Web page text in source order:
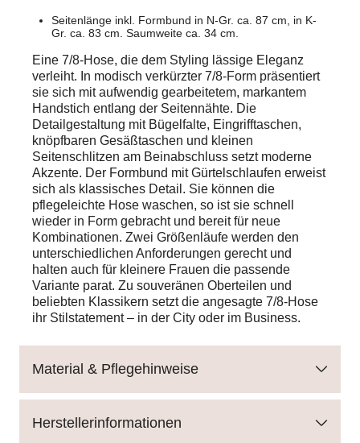
Seitenlänge inkl. Formbund in N-Gr. ca. 87 cm, in K-
Gr. ca. 83 cm. Saumweite ca. 34 cm.
Eine 7/8-Hose, die dem Styling lässige Eleganz
verleiht. In modisch verkürzter 7/8-Form präsentiert
sie sich mit aufwendig gearbeitetem, markantem
Handstich entlang der Seitennähte. Die
Detailgestaltung mit Bügelfalte, Eingrifftaschen,
knöpfbaren Gesäßtaschen und kleinen
Seitenschlitzen am Beinabschluss setzt moderne
Akzente. Der Formbund mit Gürtelschlaufen erweist
sich als klassisches Detail. Sie können die
pflegeleichte Hose waschen, so ist sie schnell
wieder in Form gebracht und bereit für neue
Kombinationen. Zwei Größenläufe werden den
unterschiedlichen Anforderungen gerecht und
halten auch für kleinere Frauen die passende
Variante parat. Zu souveränen Oberteilen und
beliebten Klassikern setzt die angesagte 7/8-Hose
ihr Stilstatement – in der City oder im Business.
Material & Pflegehinweise
Herstellerinformationen